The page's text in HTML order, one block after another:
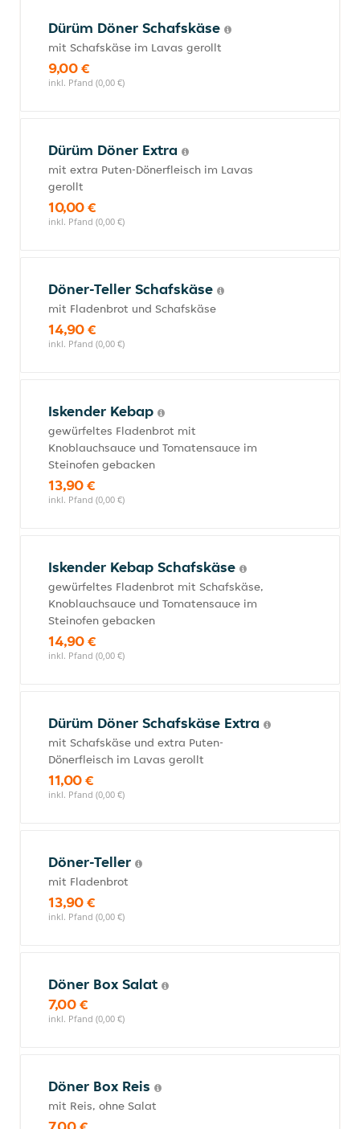
Dürüm Döner Schafskäse
mit Schafskäse im Lavas gerollt
9,00 €
inkl. Pfand (0,00 €)
Dürüm Döner Extra
mit extra Puten-Dönerfleisch im Lavas
gerollt
10,00 €
inkl. Pfand (0,00 €)
Döner-Teller Schafskäse
mit Fladenbrot und Schafskäse
14,90 €
inkl. Pfand (0,00 €)
Iskender Kebap
gewürfeltes Fladenbrot mit
Knoblauchsauce und Tomatensauce im
Steinofen gebacken
13,90 €
inkl. Pfand (0,00 €)
Iskender Kebap Schafskäse
gewürfeltes Fladenbrot mit Schafskäse,
Knoblauchsauce und Tomatensauce im
Steinofen gebacken
14,90 €
inkl. Pfand (0,00 €)
Dürüm Döner Schafskäse Extra
mit Schafskäse und extra Puten-
Dönerfleisch im Lavas gerollt
11,00 €
inkl. Pfand (0,00 €)
Döner-Teller
mit Fladenbrot
13,90 €
inkl. Pfand (0,00 €)
Döner Box Salat
7,00 €
inkl. Pfand (0,00 €)
Döner Box Reis
mit Reis, ohne Salat